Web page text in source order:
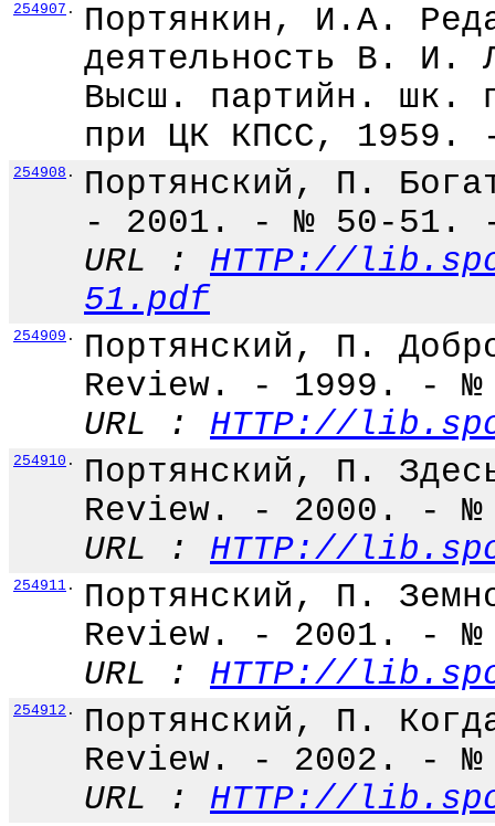
254907 .
Портянкин, И.А.
деятельность В. И.
Высш. партийн.
при ЦК КПСС, 1959.
254908 .
Портянский, П.
- 2001. - № 50-51.
URL : HTTP://
51.pdf
254909 .
Портянский, П.
Review. - 1999. -
URL : HTTP://
254910 .
Портянский, П.
Review. - 2000. -
URL : HTTP://
254911 .
Портянский, П.
Review. - 2001. -
URL : HTTP://
254912 .
Портянский, П.
Review. - 2002. -
URL : HTTP://